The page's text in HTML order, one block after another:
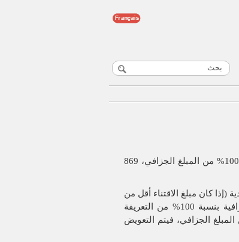
%
من المبلغ الجزافي، 869
(إذا كان مبلغ الاقتناء أقل من
% من التعريفة
الجزافي، فيتم التعويض